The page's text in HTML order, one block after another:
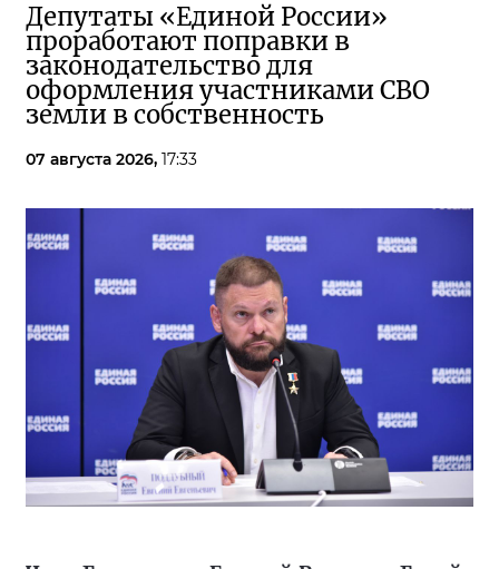
Депутаты «Единой России»
проработают поправки в
законодательство для
оформления участниками СВО
земли в собственность
07 августа 2026, 17:33